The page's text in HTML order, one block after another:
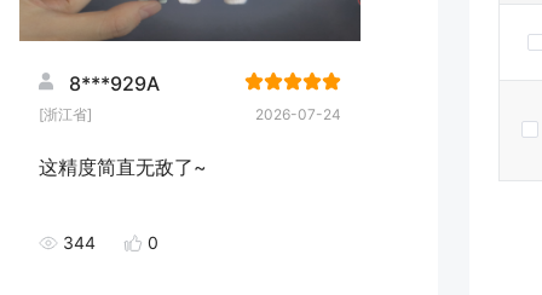
8***929A
[浙江省] 2026-07-24
这精度简直无敌了~
344 0